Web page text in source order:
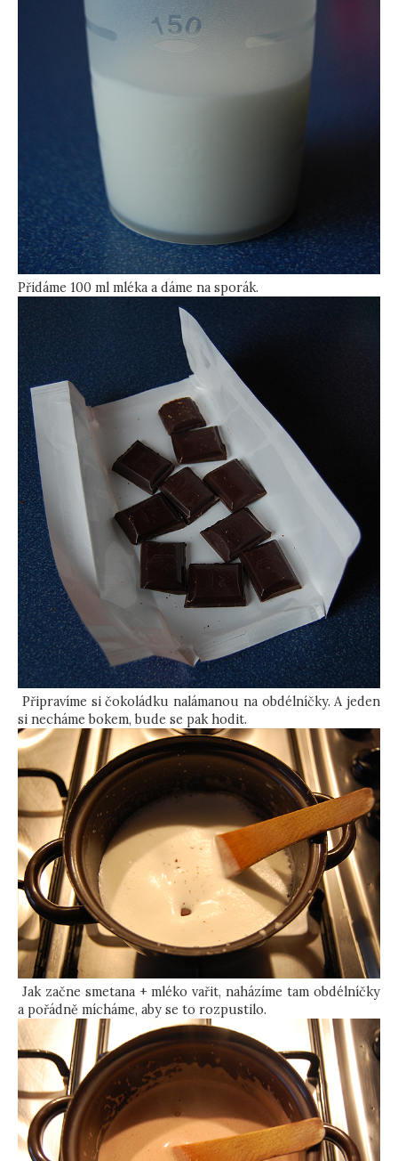
Přidáme 100 ml mléka a dáme na sporák.
Připravíme si čokoládku nalámanou na obdélníčky. A jeden
si necháme bokem, bude se pak hodit.
Jak začne smetana + mléko vařit, naházíme tam obdélníčky
a pořádně mícháme, aby se to rozpustilo.